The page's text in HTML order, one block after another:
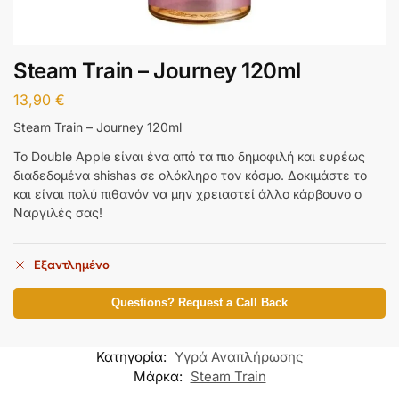
Steam Train – Journey 120ml
13,90 €
Steam Train – Journey 120ml
Το Double Apple είναι ένα από τα πιο δημοφιλή και ευρέως
διαδεδομένα shishas σε ολόκληρο τον κόσμο. Δοκιμάστε το
και είναι πολύ πιθανόν να μην χρειαστεί άλλο κάρβουνο ο
Ναργιλές σας!
Εξαντλημένο
Questions? Request a Call Back
Κατηγορία: Υγρά Αναπλήρωσης
Μάρκα: Steam Train